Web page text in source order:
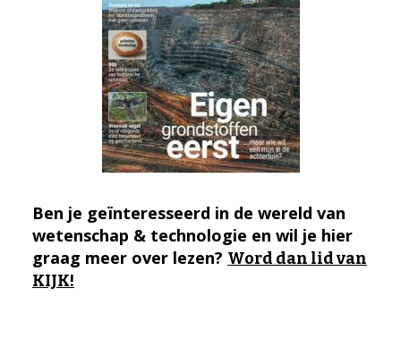
Ben je geïnteresseerd in de wereld van
wetenschap & technologie en wil je hier
graag meer over lezen? Word dan lid van
KIJK!